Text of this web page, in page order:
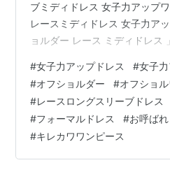
ブミディドレス 女子力アップ
レースミディドレス 女子力ア
ョルダー レース ミディドレス
レスに… venus9.net
#女子力アップドレス #女子
#オフショルダー #オフショ
#レースロングスリーブドレス
#フォーマルドレス #お呼ば
#キレカワワンピース